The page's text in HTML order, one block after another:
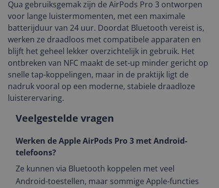
Qua gebruiksgemak zijn de AirPods Pro 3 ontworpen
voor lange luistermomenten, met een maximale
batterijduur van 24 uur. Doordat Bluetooth vereist is,
werken ze draadloos met compatibele apparaten en
blijft het geheel lekker overzichtelijk in gebruik. Het
ontbreken van NFC maakt de set-up minder gericht op
snelle tap-koppelingen, maar in de praktijk ligt de
nadruk vooral op een moderne, stabiele draadloze
luisterervaring.
Veelgestelde vragen
Werken de Apple AirPods Pro 3 met Android-
telefoons?
Ze kunnen via Bluetooth koppelen met veel
Android-toestellen, maar sommige Apple-functies